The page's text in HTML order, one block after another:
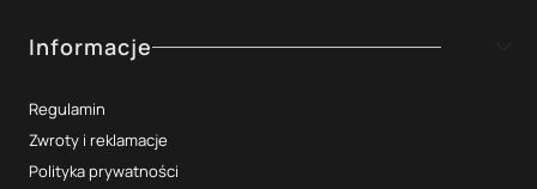
Informacje
Regulamin
Zwroty i reklamacje
Polityka prywatności